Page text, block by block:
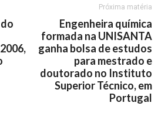
Próxima matéria
Engenheira química
formada na UNISANTA
ganha bolsa de estudos
para mestrado e
doutorado no Instituto
Superior Técnico, em
Portugal